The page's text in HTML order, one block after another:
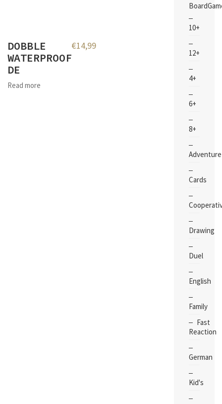
DOBBLE
WATERPROOF
DE
Read more
€14,99
10+
12+
4+
6+
8+
Adventure
Cards
Drawing
Duel
English
Family
Fast
Reaction
German
Kid's